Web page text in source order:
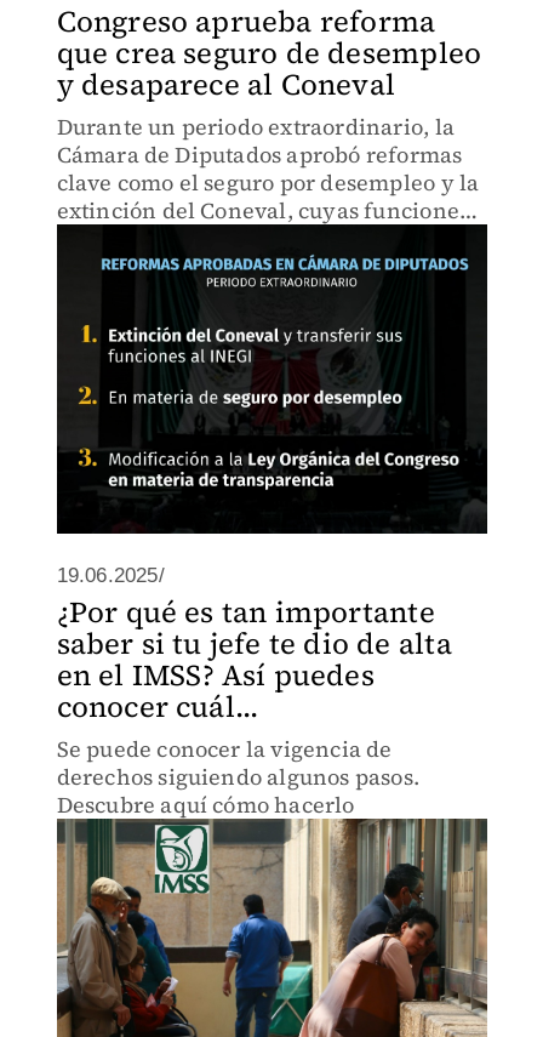
Congreso aprueba reforma
que crea seguro de desempleo
y desaparece al Coneval
Durante un periodo extraordinario, la
Cámara de Diputados aprobó reformas
clave como el seguro por desempleo y la
extinción del Coneval, cuyas funciones
19.06.2025/
¿Por qué es tan importante
saber si tu jefe te dio de alta
en el IMSS? Así puedes
conocer cuál...
Se puede conocer la vigencia de
derechos siguiendo algunos pasos.
Descubre aquí cómo hacerlo